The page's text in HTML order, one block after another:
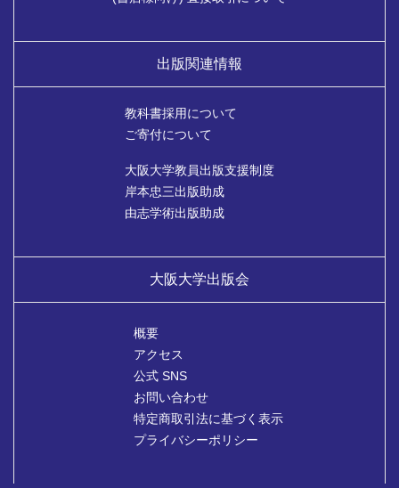
出版関連情報
教科書採用について
ご寄付について
大阪大学教員出版支援制度
岸本忠三出版助成
由志学術出版助成
大阪大学出版会
概要
アクセス
公式 SNS
お問い合わせ
特定商取引法に基づく表示
プライバシーポリシー